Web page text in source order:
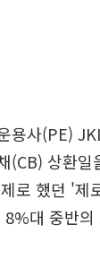
용사(PE)
(CB) 상환
로 했던 '제
대 중반